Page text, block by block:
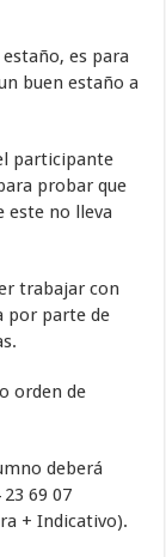
es para
buen estaño a
participante
probar que
este no lleva
trabajar con
por parte de
orden de
deberá
69 07
+ Indicativo).